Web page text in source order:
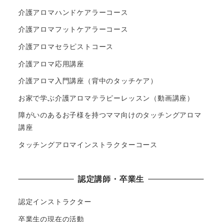
介護アロマハンドケアラーコース
介護アロマフットケアラーコース
介護アロマセラピストコース
介護アロマ応用講座
介護アロマ入門講座（背中のタッチケア）
お家で学ぶ介護アロマテラピーレッスン（動画講座）
障がいのあるお子様を持つママ向けのタッチングアロマ
講座
タッチングアロマインストラクターコース
認定講師・卒業生
認定インストラクター
卒業生の現在の活動